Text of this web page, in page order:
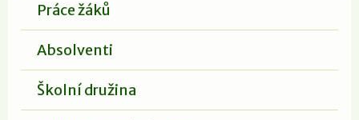
Práce žáků
Absolventi
Školní družina